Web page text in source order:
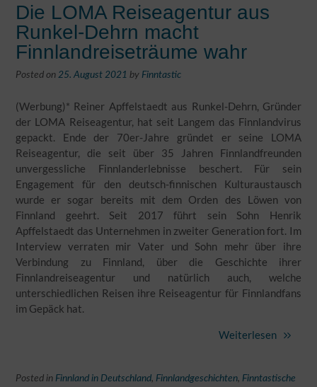
Die LOMA Reiseagentur aus
Runkel-Dehrn macht
Finnlandreiseträume wahr
Posted on 25. August 2021 by Finntastic
(Werbung)* Reiner Apffelstaedt aus Runkel-Dehrn, Gründer
der LOMA Reiseagentur, hat seit Langem das Finnlandvirus
gepackt. Ende der 70er-Jahre gründet er seine LOMA
Reiseagentur, die seit über 35 Jahren Finnlandfreunden
unvergessliche Finnlanderlebnisse beschert. Für sein
Engagement für den deutsch-finnischen Kulturaustausch
wurde er sogar bereits mit dem Orden des Löwen von
Finnland geehrt. Seit 2017 führt sein Sohn Henrik
Apffelstaedt das Unternehmen in zweiter Generation fort. Im
Interview verraten mir Vater und Sohn mehr über ihre
Verbindung zu Finnland, über die Geschichte ihrer
Finnlandreiseagentur und natürlich auch, welche
unterschiedlichen Reisen ihre Reiseagentur für Finnlandfans
im Gepäck hat.
Weiterlesen
Posted in Finnland in Deutschland, Finnlandgeschichten, Finntastische